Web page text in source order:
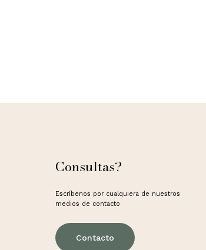
Consultas?
Escríbenos por cualquiera de nuestros
medios de contacto
Contacto